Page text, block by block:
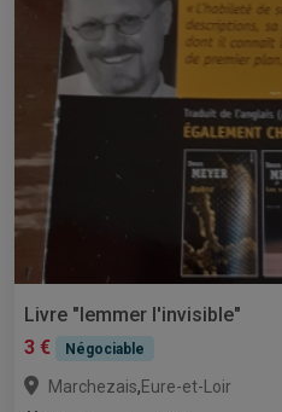
Livre "lemmer l'invisible"
3 €
Négociable
Marchezais,Eure-et-Loir